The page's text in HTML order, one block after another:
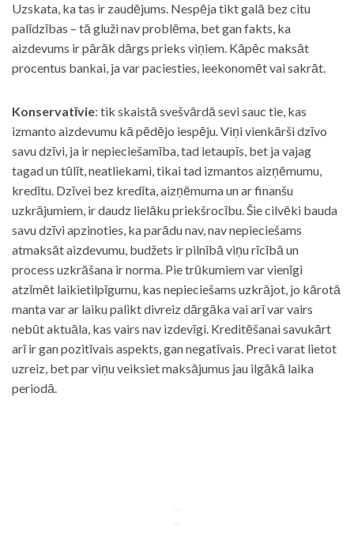
Uzskata, ka tas ir zaudējums. Nespēja tikt galā bez citu
palīdzības – tā gluži nav problēma, bet gan fakts, ka
aizdevums ir pārāk dārgs prieks viņiem. Kāpēc maksāt
procentus bankai, ja var paciesties, ieekonomēt vai sakrāt.
Konservatīvie: tik skaistā svešvārdā sevi sauc tie, kas
izmanto aizdevumu kā pēdējo iespēju. Viņi vienkārši dzīvo
savu dzīvi, ja ir nepieciešamība, tad ietaupīs, bet ja vajag
tagad un tūlīt, neatliekami, tikai tad izmantos aizņēmumu,
kredītu. Dzīvei bez kredīta, aizņēmuma un ar finanšu
uzkrājumiem, ir daudz lielāku priekšrocību. Šie cilvēki bauda
savu dzīvi apzinoties, ka parādu nav, nav nepieciešams
atmaksāt aizdevumu, budžets ir pilnībā viņu rīcībā un
process uzkrāšana ir norma. Pie trūkumiem var vienīgi
atzīmēt laikietilpīgumu, kas nepieciešams uzkrājot, jo kārotā
manta var ar laiku palikt divreiz dārgāka vai arī var vairs
nebūt aktuāla, kas vairs nav izdevīgi. Kreditēšanai savukārt
arī ir gan pozitīvais aspekts, gan negatīvais. Preci varat lietot
uzreiz, bet par viņu veiksiet maksājumus jau ilgākā laika
periodā.